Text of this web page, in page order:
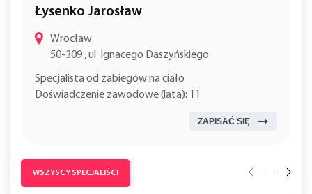
Łysenko Jarosław
Wrocław
50-309 , ul. Ignacego Daszyńskiego
Specjalista od zabiegów na ciało
Doświadczenie zawodowe (lata): 11
ZAPISAĆ SIĘ
WSZYSCY SPECJALIŚCI